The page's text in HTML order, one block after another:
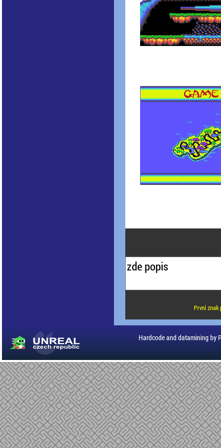
První znak
Hardcode and datamining by